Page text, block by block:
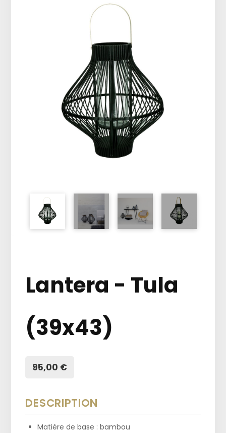
Vêtements
Lantera - Tula
(39x43)
95,00 €
DESCRIPTION
Matière de base : bambou